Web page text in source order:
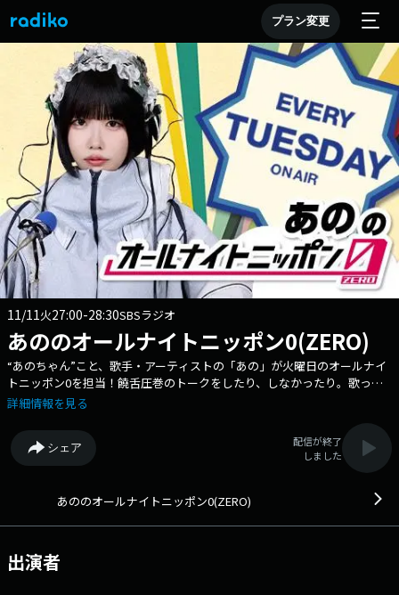
プラン変更
11/11火27:00-28:30SBSラジオ
あののオールナイトニッポン0(ZERO)
“あのちゃん”こと、歌手・アーティストの「あの」が火曜日のオールナイ
トニッポン0を担当！饒舌圧巻のトークをしたり、しなかったり。歌った
り、歌わなかったりします。「敵を作らないようにする」ことが目標な番
詳細情報を見る
シェア
配信が終了
しました
あののオールナイトニッポン0(ZERO)
出演者